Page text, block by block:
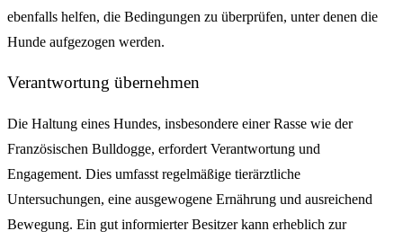
ebenfalls helfen, die Bedingungen zu überprüfen, unter denen die
Hunde aufgezogen werden.
Verantwortung übernehmen
Die Haltung eines Hundes, insbesondere einer Rasse wie der
Französischen Bulldogge, erfordert Verantwortung und
Engagement. Dies umfasst regelmäßige tierärztliche
Untersuchungen, eine ausgewogene Ernährung und ausreichend
Bewegung. Ein gut informierter Besitzer kann erheblich zur